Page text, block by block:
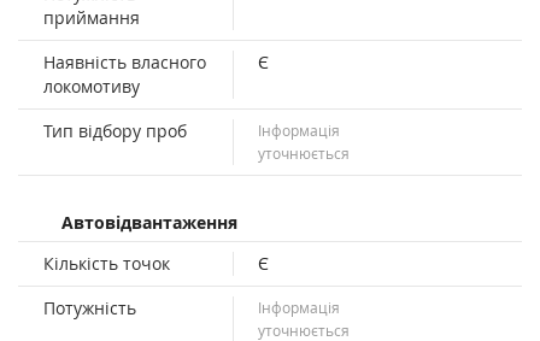
приймання
Наявність власного
локомотиву
Є
Тип відбору проб
Інформація
уточнюється
Автовідвантаження
Кількість точок
Є
Потужність
Інформація
уточнюється